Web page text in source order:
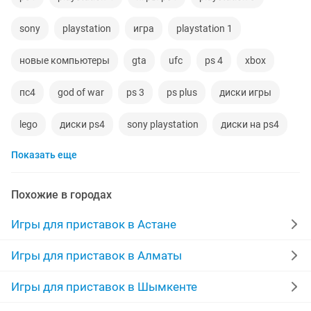
sony playstation игра playstation 1
новые компьютеры gta ufc ps 4 xbox
пс4 god of war ps 3 ps plus диски игры
lego диски ps4 sony playstation диски на ps4
диски ps
диски playstation ps 4 игры
playstation 5 sony playstation 4
игры sony playstation игры пс4
Показать еще
Похожие в городах
Игры для приставок в Астане
Игры для приставок в Алматы
Игры для приставок в Шымкенте